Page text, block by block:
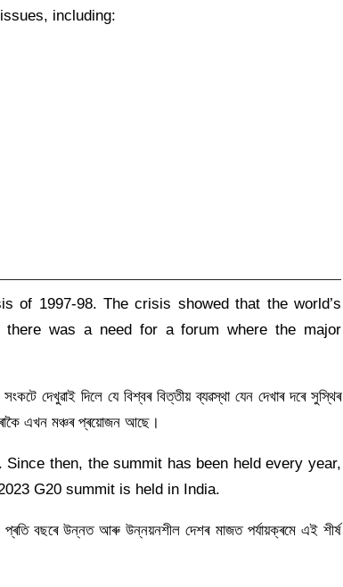
including:
of 1997-98. The crisis showed that the world’s
was a need for a forum where the major
দেখুৱাই দিলে যে বিশ্বৰ বিত্তীয় ব্যৱস্থা যেন দেখাৰ দৰে সুস্থিৰ
এখন মঞ্চৰ প্ৰয়োজন আছে।
then, the summit has been held every year,
G20 summit is held in India.
প্ৰতি বছৰে উন্নত আৰু উন্নয়নশীল দেশৰ মাজত পৰ্যায়ক্ৰমে এই শীৰ্ষ